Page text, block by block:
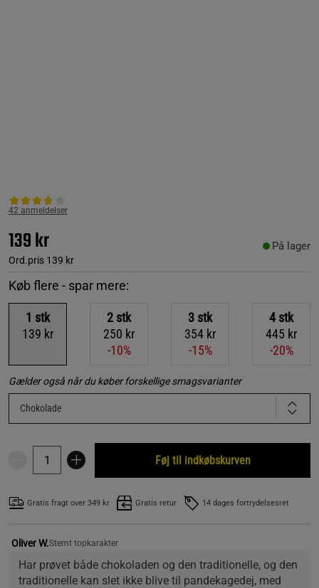
42 anmeldelser
139 kr
Ord.pris 139 kr
På lager
Køb flere - spar mere:
1 stk
139 kr
2 stk
250 kr
-10%
3 stk
354 kr
-15%
4 stk
445 kr
-20%
Gælder også når du køber forskellige smagsvarianter
Chokolade
Føj til indkøbskurven
Gratis fragt over 349 kr Gratis retur 14 dages fortrydelsesret
Oliver W.Stemt topkarakter
Har prøvet både chokoladen og den traditionelle, og den
traditionelle kan slet ikke blive til pandekagedej, med